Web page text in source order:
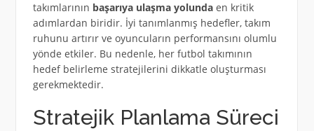
takımlarının başarıya ulaşma yolundaen kritik
adımlardan biridir. İyi tanımlanmış hedefler, takım
ruhunu artırır ve oyuncuların performansını olumlu
yönde etkiler. Bu nedenle, her futbol takımının
hedef belirleme stratejilerini dikkatle oluşturması
gerekmektedir.
Stratejik Planlama Süreci